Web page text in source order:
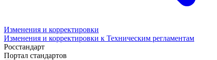
Изменения и корректировки
Изменения и корректировки к Техническим регламентам
Росстандарт
Портал стандартов